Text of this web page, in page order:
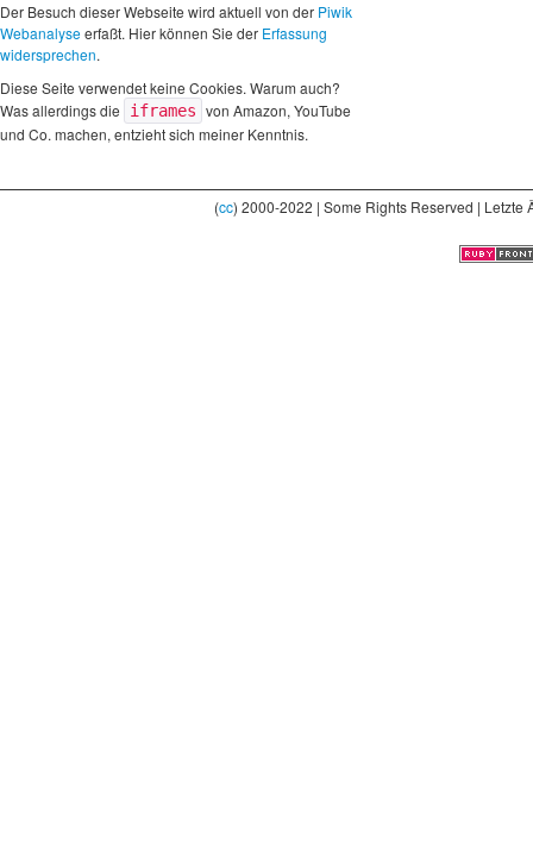
Der Besuch dieser Webseite wird aktuell von der Piwik
Webanalyseerfaßt. Hier können Sie der Erfassung
widersprechen.
Diese Seite verwendet keine Cookies. Warum auch?
Was allerdings die
iframes von Amazon, YouTube
und Co. machen, entzieht sich meiner Kenntnis.
(cc) 2000-2022 | Some Rights Reserved |